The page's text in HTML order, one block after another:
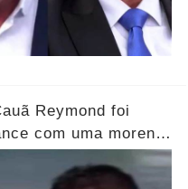
Reymond foi
com uma morena
Rio.... Ver o Vídeo